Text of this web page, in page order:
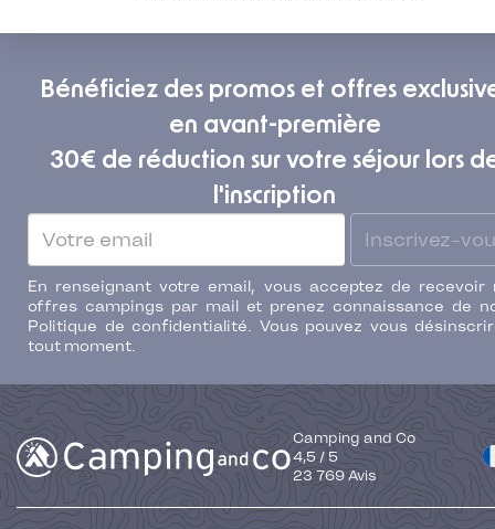
Camping and Co
23 769Avis
Top destinations
Camping France
Camping Espagne
Camping Italie
Camping Argelès sur mer
Camping Grau du Roi
Camping Fréjus
Camping Saint Jean de
Monts
Camping Palavas
Camping Côte Atlantique
Location mobil-home
Camping Dordogne
Camping Var
Camping Finistère
Camping Pays de la
Camping Poitou
Camping Sud de la
Camping Costa Brava
Camping Costa Dorada